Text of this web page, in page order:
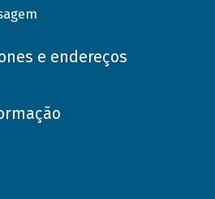
e endereços